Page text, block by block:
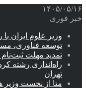
۱۴۰۵/۰۵/۱۶
خبر فوری
وزیر علوم ایران
توسعه فناوری،
تمدید مهلت ثبت‌نام
تهران
متا از نخست وزیر